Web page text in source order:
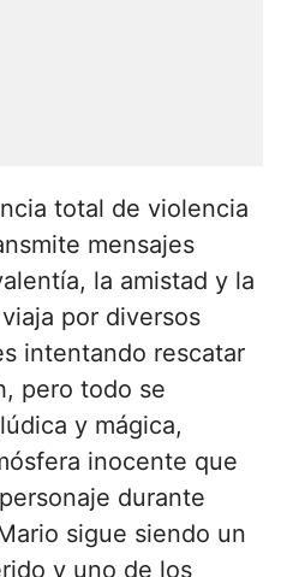
total de violencia
mensajes
la amistad y la
por diversos
intentando rescatar
pero todo se
y mágica,
inocente que
durante
sigue siendo un
y uno de los